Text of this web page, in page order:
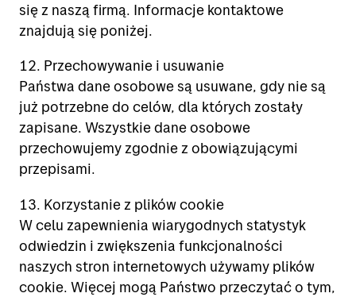
się z naszą firmą. Informacje kontaktowe
znajdują się poniżej.
12. Przechowywanie i usuwanie
Państwa dane osobowe są usuwane, gdy nie są
już potrzebne do celów, dla których zostały
zapisane. Wszystkie dane osobowe
przechowujemy zgodnie z obowiązującymi
przepisami.
13. Korzystanie z plików cookie
W celu zapewnienia wiarygodnych statystyk
odwiedzin i zwiększenia funkcjonalności
naszych stron internetowych używamy plików
cookie. Więcej mogą Państwo przeczytać o tym,